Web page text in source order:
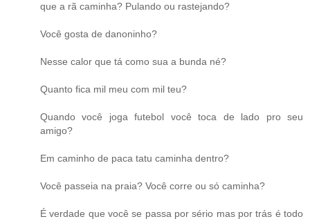
que a rã caminha? Pulando ou rastejando?
Você gosta de danoninho?
Nesse calor que tá como sua a bunda né?
Quanto fica mil meu com mil teu?
Quando você joga futebol você toca de lado pro seu
amigo?
Em caminho de paca tatu caminha dentro?
Você passeia na praia? Você corre ou só caminha?
É verdade que você se passa por sério mas por trás é todo